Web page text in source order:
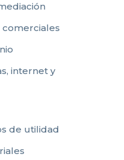
comerciales
internet y
de utilidad